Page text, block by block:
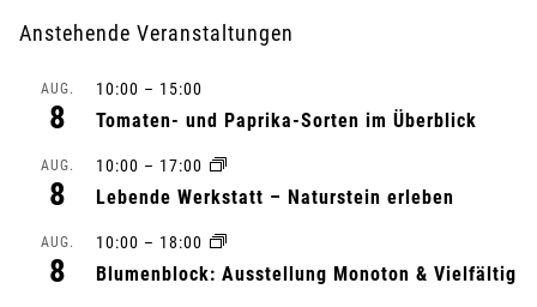
r
Anstehende Veranstaltungen
AUG.
8
10:00 – 15:00
Tomaten- und Paprika-Sorten im Überblick
AUG.
8
10:00 – 17:00
Lebende Werkstatt – Naturstein erleben
AUG.
8
10:00 – 18:00
Blumenblock: Ausstellung Monoton & Vielfältig